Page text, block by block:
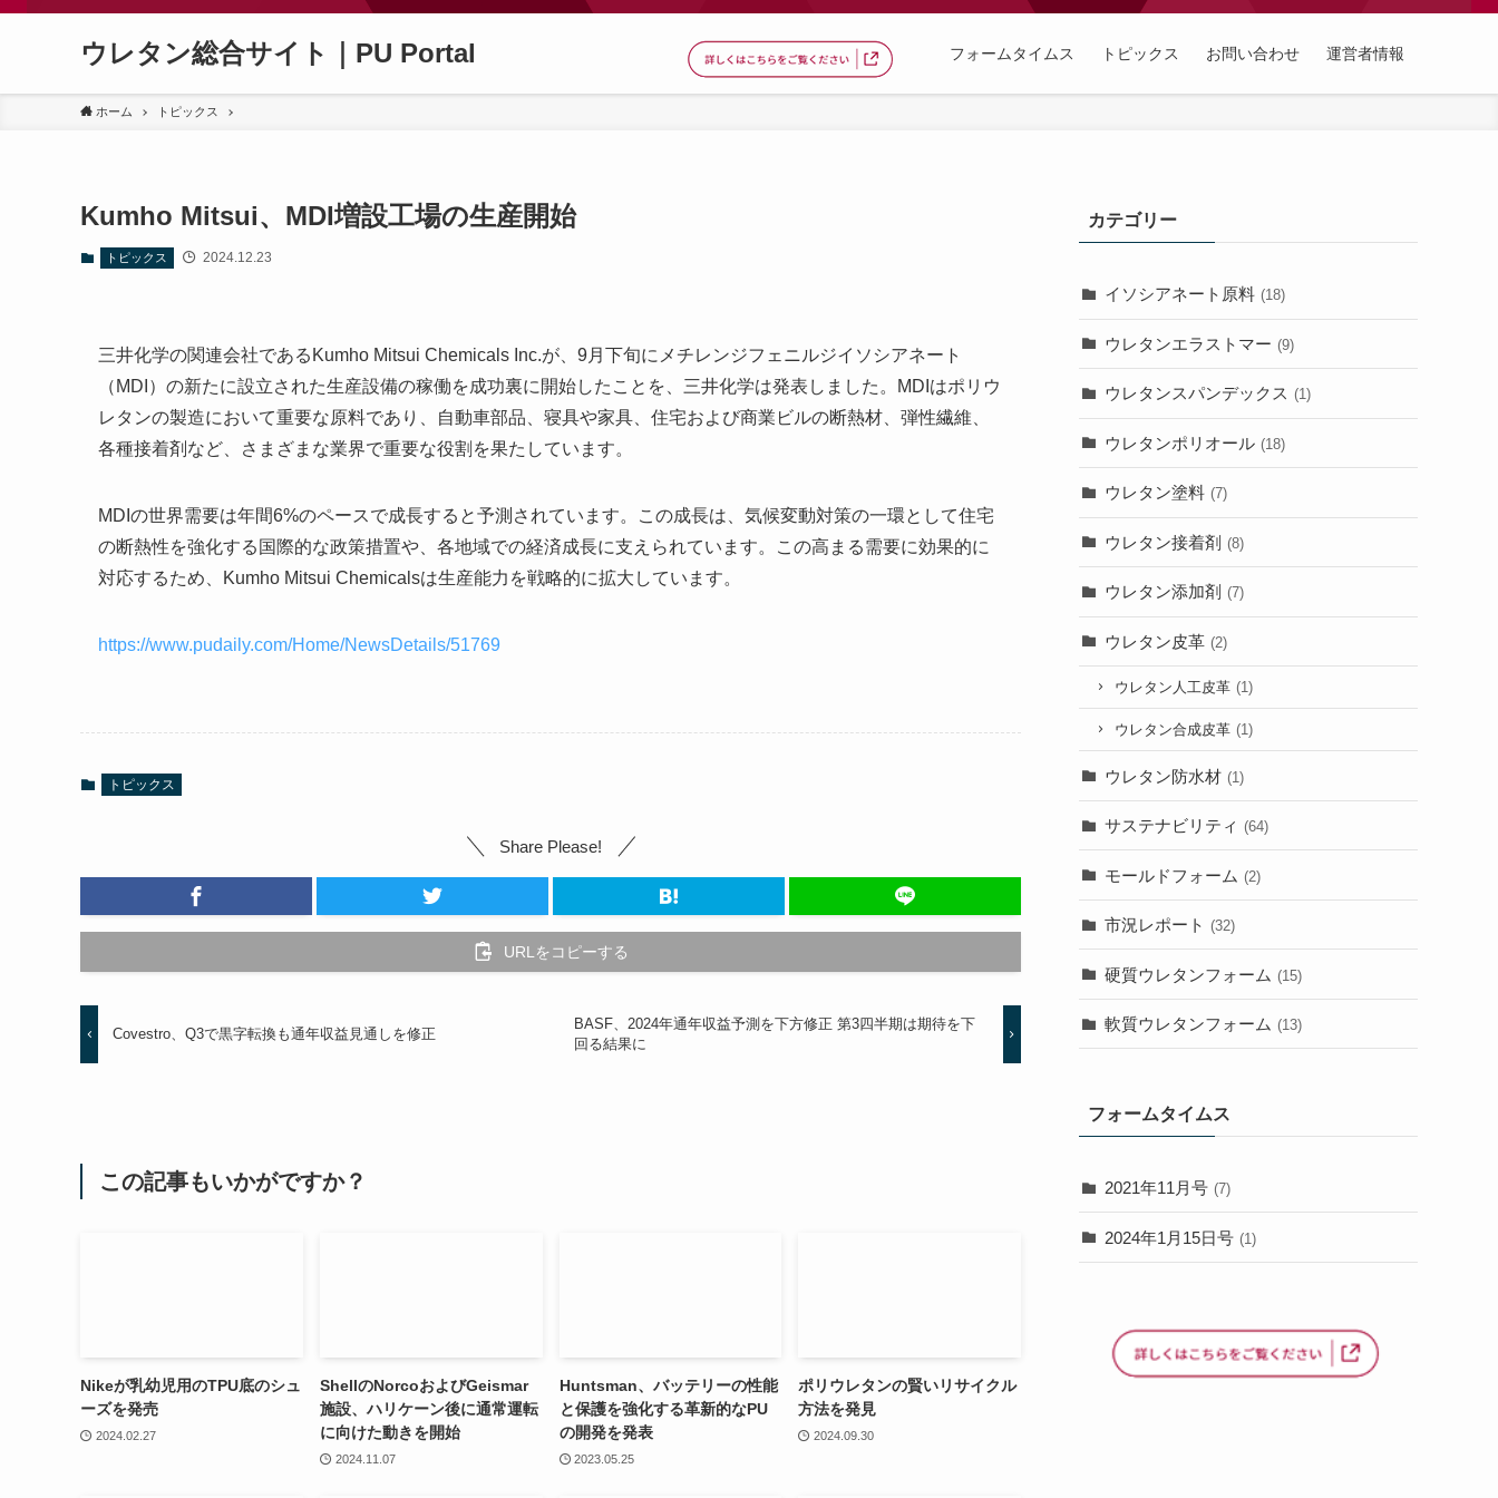
ウレタン総合サイト｜PU Portal フォームタイムス トピックス お問い合わせ 運営者情報
ホーム トピックス
Kumho Mitsui、MDI増設工場の生産開始
トピックス 2024.12.23
三井化学の関連会社であるKumho Mitsui Chemicals Inc.が、9月下旬にメチレンジフェニルジイソシアネート
（MDI）の新たに設立された生産設備の稼働を成功裏に開始したことを、三井化学は発表しました。MDIはポリウ
レタンの製造において重要な原料であり、自動車部品、寝具や家具、住宅および商業ビルの断熱材、弾性繊維、
各種接着剤など、さまざまな業界で重要な役割を果たしています。
MDIの世界需要は年間6%のペースで成長すると予測されています。この成長は、気候変動対策の一環として住宅
の断熱性を強化する国際的な政策措置や、各地域での経済成長に支えられています。この高まる需要に効果的に
対応するため、Kumho Mitsui Chemicalsは生産能力を戦略的に拡大しています。
https://www.pudaily.com/Home/NewsDetails/51769
トピックス
Share Please!
URLをコピーする
Covestro、Q3で黒字転換も通年収益見通しを修正
BASF、2024年通年収益予測を下方修正 第3四半期は期待を下
回る結果に
この記事もいかがですか？
Nikeが乳幼児用のTPU底のシュ
ーズを発売
2024.02.27
ShellのNorcoおよびGeismar
施設、ハリケーン後に通常運転
に向けた動きを開始
2024.11.07
Huntsman、バッテリーの性能
と保護を強化する革新的なPU
の開発を発表
2023.05.25
ポリウレタンの賢いリサイクル
方法を発見
2024.09.30
カテゴリー
イソシアネート原料 (18)
ウレタンエラストマー (9)
ウレタンスパンデックス (1)
ウレタンポリオール (18)
ウレタン塗料 (7)
ウレタン接着剤 (8)
ウレタン添加剤 (7)
ウレタン皮革 (2)
ウレタン人工皮革 (1)
ウレタン合成皮革 (1)
ウレタン防水材 (1)
サステナビリティ (64)
モールドフォーム (2)
市況レポート (32)
硬質ウレタンフォーム (15)
軟質ウレタンフォーム (13)
フォームタイムス
2021年11月号 (7)
2024年1月15日号 (1)